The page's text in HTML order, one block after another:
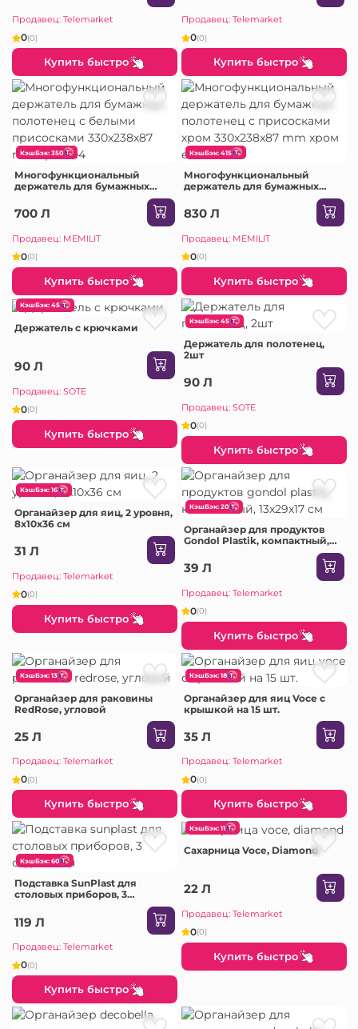
Продавец: Telemarket
0(0)
Купить быстро
Продавец: Telemarket
0(0)
Купить быстро
КэшБэк: 350
Многофункциональный
держатель для бумажных
присосками 330x238x87 mm
хром E4
700 Л
Продавец: MEMILIT
0(0)
Купить быстро
КэшБэк: 415
Многофункциональный
держатель для бумажных
хром 330x238x87 mm хром E
830 Л
Продавец: MEMILIT
0(0)
Купить быстро
КэшБэк: 45
Держатель с крючками
90 Л
Продавец: SOTE
0(0)
Купить быстро
КэшБэк: 45
Держатель для полотенец,
2шт
90 Л
Продавец: SOTE
0(0)
Купить быстро
КэшБэк: 16
Органайзер для яиц, 2 уровня,
8x10x36 см
31 Л
Продавец: Telemarket
0(0)
Купить быстро
КэшБэк: 20
Органайзер для продуктов
Gondol Plastik, компактный,
39 Л
Продавец: Telemarket
0(0)
Купить быстро
КэшБэк: 13
Органайзер для раковины
RedRose, угловой
25 Л
Продавец: Telemarket
0(0)
Купить быстро
КэшБэк: 18
Органайзер для яиц Voce с
крышкой на 15 шт.
35 Л
Продавец: Telemarket
0(0)
Купить быстро
КэшБэк: 60
Подставка SunPlast для
столовых приборов, 3
119 Л
Продавец: Telemarket
0(0)
Купить быстро
КэшБэк: 11
Сахарница Voce, Diamond
22 Л
Продавец: Telemarket
0(0)
Купить быстро